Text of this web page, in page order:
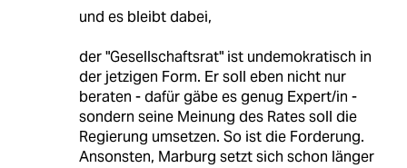
und es bleibt dabei,
der "Gesellschaftsrat" ist undemokratisch in
der jetzigen Form. Er soll eben nicht nur
beraten - dafür gäbe es genug Expert/in -
sondern seine Meinung des Rates soll die
Regierung umsetzen. So ist die Forderung.
Ansonsten, Marburg setzt sich schon länger